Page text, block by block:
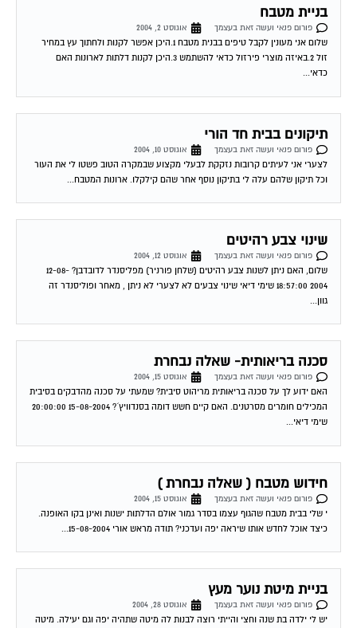
בניית מטבח
פורום פנאי ועשה זאת בעצמך
אוגוסט 2, 2004
שלום אני מעונין לקבל טיפים בבנית מטבח 1.היכן אפשר לקנות ולחתוך עץ במחיר
זול 2.באיזה מוצרי פירזול כדאי להשתמש 3.היכן לקנות דלתות לארונות האם
כדאי...
תיקונים בבית חד הורי
פורום פנאי ועשה זאת בעצמך
אוגוסט 10, 2004
לצערי אני לעיתים קרובות נזקקת לבעלי מקצוע שבמקרה הטוב פשטו לי את העור
וכל תיקון שלהם עלה לי בתיקון נוסף אחר שהם קילקלו. ארונות המטבח...
שינוי צבע רהיטים
פורום פנאי ועשה זאת בעצמך
אוגוסט 12, 2004
שלום, האם ניתן לשנות צבע רהיטים (שלחן פורניר) מפליסנדר לדובדבן? 12-08-
2004 18:57:00 שימי דיאי שינוי צבעים לא לצערי לא ניתן , מאחר ופוליסנדר זה
גוון...
סכנה בריאותית- שאלה נבחרת
פורום פנאי ועשה זאת בעצמך
אוגוסט 15, 2004
האם ידוע לך על סכנה בריאותית מריהוט סיבית? שמעתי על סכנה מהדבקים בסיבית
המכילים חומרים מסרטנים. האם קיים חשש דומה בסנדוויץ´? 15-08-2004 20:00:00
שימי דיאי...
חידוש מטבח ( שאלה נבחרת )
פורום פנאי ועשה זאת בעצמך
אוגוסט 15, 2004
י שלי בבית מטבח שהגוף עצמו בסדר גמור אולם הדלתות ישנות ואינן בקו האופנה.
כיצד אוכל לחדש אותו שיראה יפה ועדכני? תודה מראש אורי 15-08-2004...
בניית מיטת נוער מעץ
פורום פנאי ועשה זאת בעצמך
אוגוסט 28, 2004
יש לי ילדה בת שנה וחצי והייתי רוצה לבנות לה מיטה שתהיה יפה וגם יעילה. מיטה